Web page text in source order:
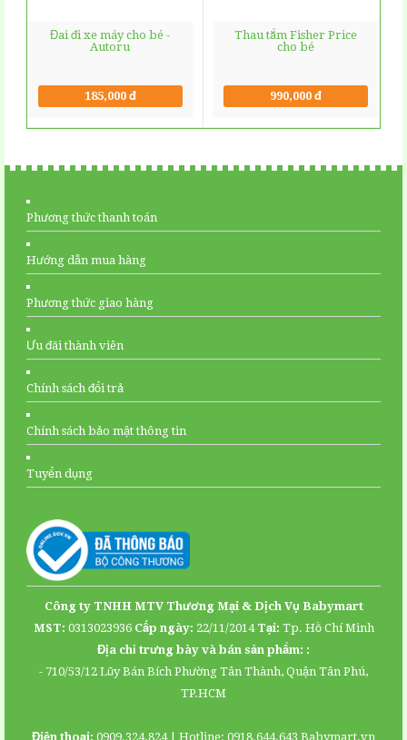
Đai đi xe máy cho bé -
Autoru
185,000 đ
Thau tắm Fisher Price
cho bé
990,000 đ
Phương thức thanh toán
Hướng dẫn mua hàng
Phương thức giao hàng
Ưu đãi thành viên
Chính sách đổi trả
Chính sách bảo mật thông tin
Tuyển dụng
Facebook
Youtube
Công ty TNHH MTV Thương Mại & Dịch Vụ Babymart
MST: 0313023936 Cấp ngày: 22/11/2014 Tại: Tp. Hồ Chí Minh
Địa chỉ trưng bày và bán sản phẩm: :
- 710/53/12 Lũy Bán Bích Phường Tân Thành, Quận Tân Phú,
TP.HCM
Điện thoại: 0909.324.824 | Hotline: 0918.644.643 Babymart.vn